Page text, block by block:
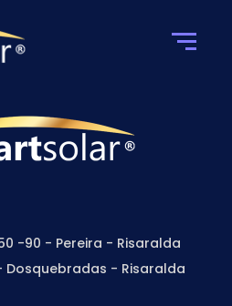
-90 - Pereira - Risaralda
- Risaralda